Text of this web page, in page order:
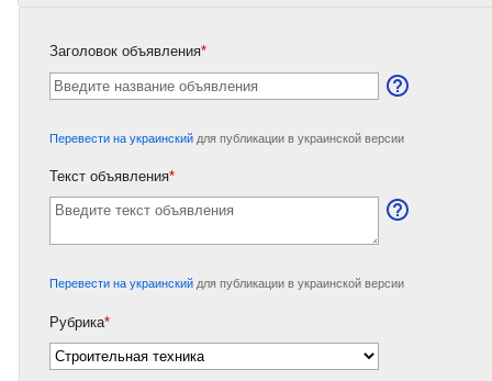
Заголовок объявления*
Перевести на украинский для публикации в украинской версии
Текст объявления*
Перевести на украинский для публикации в украинской версии
Рубрика*